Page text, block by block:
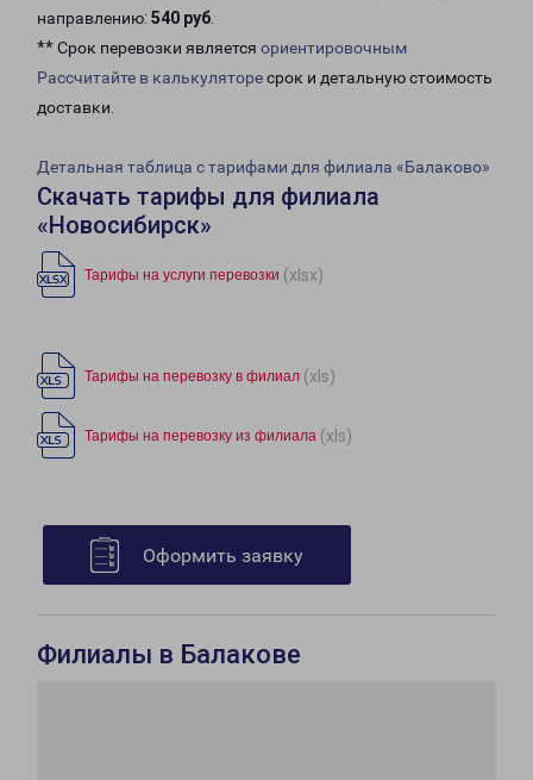
направлению: 540 руб.
** Срок перевозки является ориентировочным
Рассчитайте в калькуляторесрок и детальную стоимость
доставки.
Детальная таблица с тарифами для филиала «Балаково»
Скачать тарифы для филиала
«Новосибирск»
Тарифы на услуги перевозки (xlsx)
Тарифы на перевозку в филиал (xls)
Тарифы на перевозку из филиала (xls)
Оформить заявку
Филиалы в Балакове